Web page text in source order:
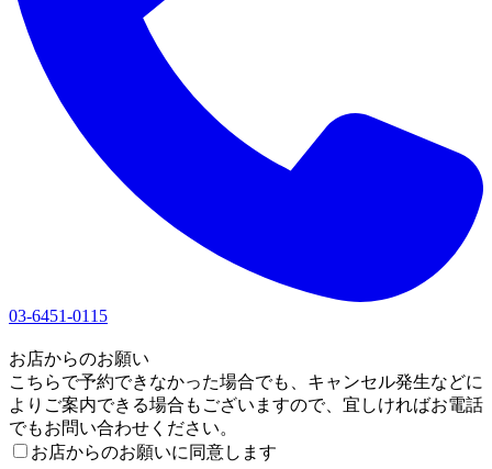
03-6451-0115
お店からのお願い
こちらで予約できなかった場合でも、キャンセル発生などに
よりご案内できる場合もございますので、宜しければお電話
でもお問い合わせください。
お店からのお願いに同意します